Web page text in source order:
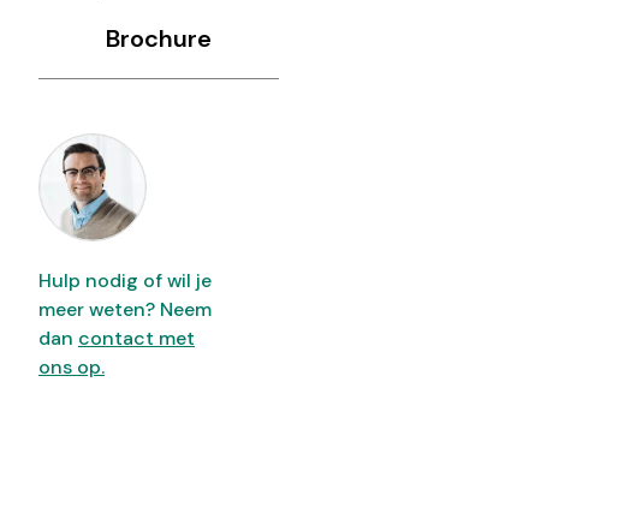
Hulp nodig of wil je
meer weten? Neem
dan contact met
ons op.
Brochure